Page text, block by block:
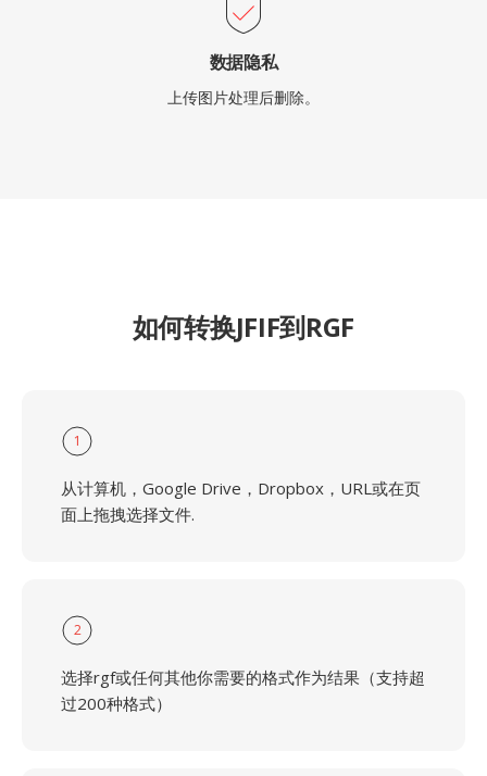
数据隐私
上传图片处理后删除。
如何转换JFIF到RGF
1
从计算机，Google Drive，Dropbox，URL或在页
面上拖拽选择文件.
2
选择rgf或任何其他你需要的格式作为结果（支持超
过200种格式）